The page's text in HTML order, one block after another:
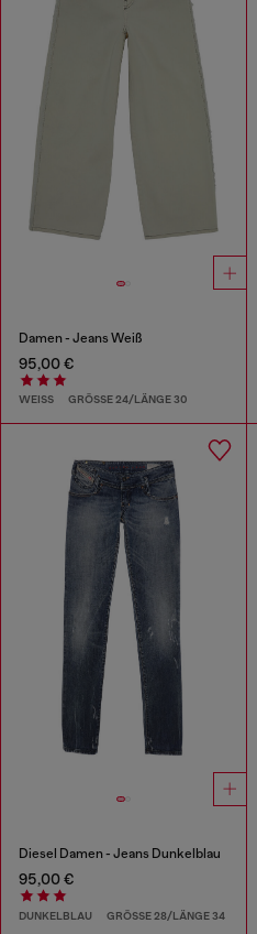
Damen - Jeans Weiß
95,00 €
WEISS GRÖSSE 24/LÄNGE 30
Diesel Damen - Jeans Dunkelblau
95,00 €
DUNKELBLAU GRÖSSE 28/LÄNGE 34